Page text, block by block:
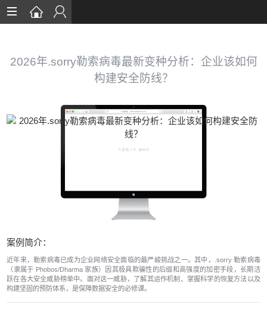
数据恢复
2026年.sorry勒索病毒最新变种分析：企业该如何
构建安全防线？
案例简介：
近年来，勒索病毒已成为企业网络安全面临的最严峻挑战之一。其中，.sorry 勒索病毒
（隶属于 Phobos/Dharma 家族）因其极具欺骗性的后缀和高强度的加密手段，长期活
跃在各大安全威胁榜单中。面对这一威胁，了解其运作机制、掌握科学的恢复方法以及
构建坚固的预防体系，是保障数据安全的必修课。